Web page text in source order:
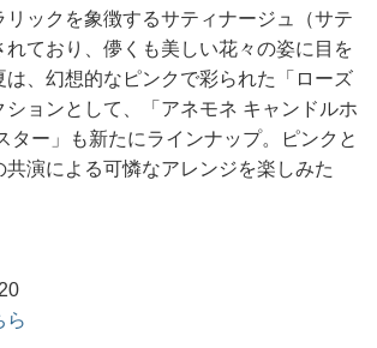
リックを象徴するサティナージュ（サテ
れており、儚くも美しい花々の姿に目を
は、幻想的なピンクで彩られた「ローズ
ションとして、「アネモネ キャンドルホ
ター」も新たにラインナップ。ピンクと
演による可憐なアレンジを楽しみた
ら